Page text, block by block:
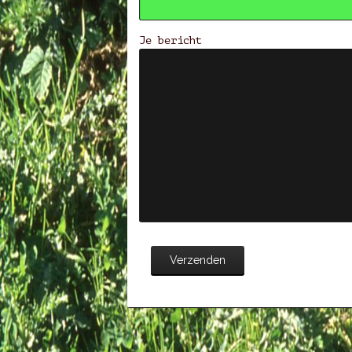
Je bericht